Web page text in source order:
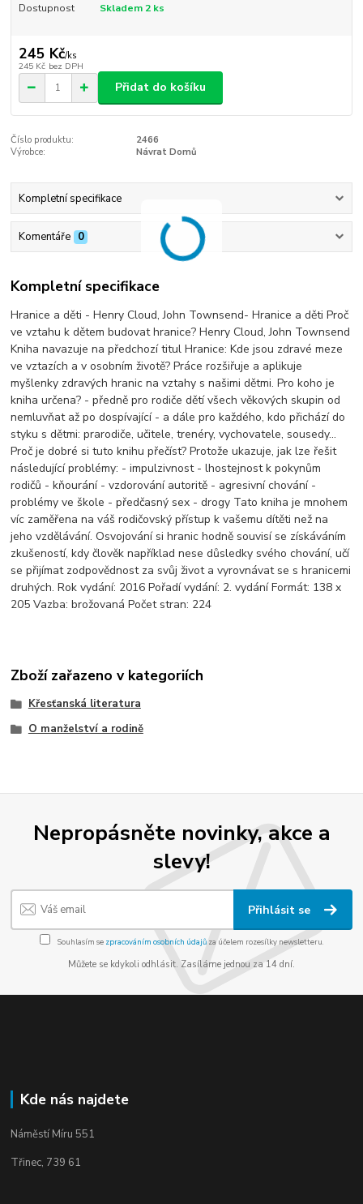
Dostupnost Skladem 2 ks
245 Kč/ks
245 Kč bez DPH
Přidat do košíku
Číslo produktu:
2466
Výrobce:
Návrat Domů
Kompletní specifikace
Komentáře 0
Kompletní specifikace
Hranice a děti - Henry Cloud, John Townsend- Hranice a děti Proč
ve vztahu k dětem budovat hranice? Henry Cloud, John Townsend
Kniha navazuje na předchozí titul Hranice: Kde jsou zdravé meze
ve vztazích a v osobním životě? Práce rozšiřuje a aplikuje
myšlenky zdravých hranic na vztahy s našimi dětmi. Pro koho je
kniha určena? - předně pro rodiče dětí všech věkových skupin od
nemluvňat až po dospívající - a dále pro každého, kdo přichází do
styku s dětmi: prarodiče, učitele, trenéry, vychovatele, sousedy...
Proč je dobré si tuto knihu přečíst? Protože ukazuje, jak lze řešit
následující problémy: - impulzivnost - lhostejnost k pokynům
rodičů - kňourání - vzdorování autoritě - agresivní chování -
problémy ve škole - předčasný sex - drogy Tato kniha je mnohem
víc zaměřena na váš rodičovský přístup k vašemu dítěti než na
jeho vzdělávání. Osvojování si hranic hodně souvisí se získáváním
zkušeností, kdy člověk například nese důsledky svého chování, učí
se přijímat zodpovědnost za svůj život a vyrovnávat se s hranicemi
druhých. Rok vydání: 2016 Pořadí vydání: 2. vydání Formát: 138 x
205 Vazba: brožovaná Počet stran: 224
Zboží zařazeno v kategoriích
Křesťanská literatura
O manželství a rodině
Nepropásněte novinky, akce a
slevy!
Přihlásit se
Souhlasím se zpracováním osobních údajůza účelem rozesílky newsletteru.
Můžete se kdykoli odhlásit. Zasíláme jednou za 14 dní.
Kde nás najdete
Náměstí Míru 551
Třinec, 739 61